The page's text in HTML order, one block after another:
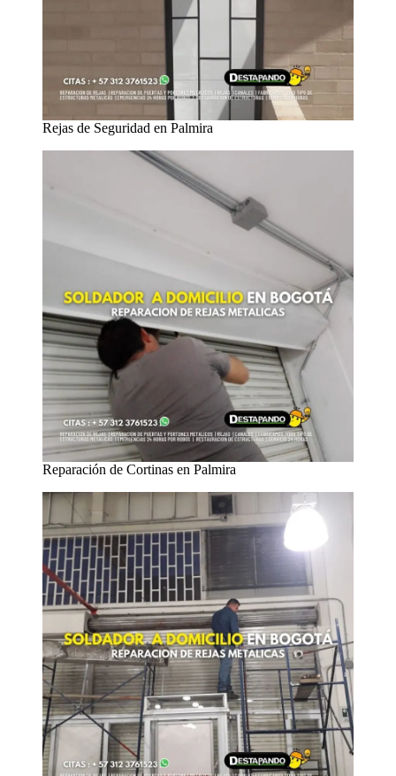
Rejas de Seguridad en Palmira
Reparación de Cortinas en Palmira